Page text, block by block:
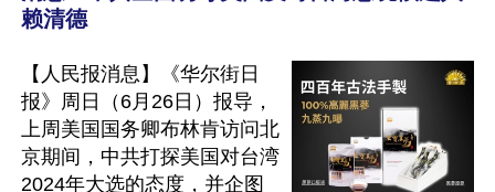
赖清德
【人民报消息】《华尔街日
报》周日（6月26日）报导，
上周美国国务卿布林肯访问北
京期间，中共打探美国对台湾
2024年大选的态度，并企图